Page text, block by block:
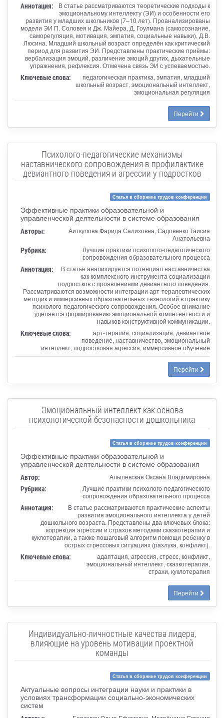
Аннотация:
В статье рассматриваются теоретические подходы к
эмоциональному интеллекту (ЭИ) и особенности его
развития у младших школьников (7–10 лет). Проанализированы
модели ЭИ П. Соловея и Дж. Майера, Д. Гоулмана (самосознание,
саморегуляция, мотивация, эмпатия, социальные навыки), Д.В.
Люсина. Младший школьный возраст определён как критический
период для развития ЭИ. Представлены практические приёмы:
вербализация эмоций, различение эмоций других, дыхательные
упражнения, рефлексия. Отмечена связь ЭИ с успеваемостью.
Ключевые слова:
педагогическая практика, эмпатия, младший
школьный возраст, эмоциональный интеллект,
эмоциональная регуляция
Перейти
Психолого-педагогические механизмы
наставнического сопровождения в профилактике
девиантного поведения и агрессии у подростков
Статья в сборнике трудов конференции
Эффективные практики образовательной и
управленческой деятельности в системе образования
Авторы:
Аиткулова Фарида Салиховна, Садовенко Таисия
Анатольевна
Рубрика:
Лучшие практики психолого-педагогического
сопровождения образовательного процесса
Аннотация:
В статье анализируется потенциал наставничества
как комплексного инструмента социализации
подростков с проявлениями девиантного поведения.
Рассматриваются возможности интеграции арт-терапевтических
методик и иммерсивных образовательных технологий в практику
психолого-педагогического сопровождения. Особое внимание
уделяется формированию эмоциональной компетентности и
навыков конструктивной коммуникации.
Ключевые слова:
арт-терапия, социализация, девиантное
поведение, наставничество, эмоциональный
интеллект, подростковая агрессия, иммерсивное обучение
Перейти
Эмоциональный интеллект как основа
психологической безопасности дошкольника
Статья в сборнике трудов конференции
Эффективные практики образовательной и
управленческой деятельности в системе образования
Автор: Альшевская Оксана Владимировна
Рубрика:
Лучшие практики психолого-педагогического
сопровождения образовательного процесса
Аннотация:
В статье рассматриваются практические аспекты
развития эмоционального интеллекта у детей
дошкольного возраста. Представлены два ключевых блока:
коррекция агрессии и страхов методами сказкотерапии и
куклотерапии, а также пошаговый алгоритм помощи ребенку в
острых стрессовых ситуациях (разлука, конфликт).
Ключевые слова:
адаптация, агрессия, стресс, конфликт,
эмоциональный интеллект, сказкотерапия,
страхи, куклотерапия
Перейти
Индивидуально-личностные качества лидера,
влияющие на уровень мотивации проектной
команды
Статья в сборнике трудов конференции
Актуальные вопросы интеграции науки и практики в
условиях трансформации социально-экономических
систем